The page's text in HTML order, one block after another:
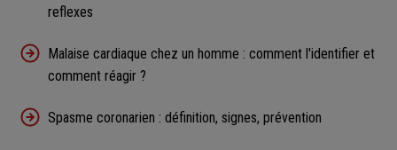
reflexes
Malaise cardiaque chez un homme : comment l'identifier et
comment réagir ?
Spasme coronarien : définition, signes, prévention